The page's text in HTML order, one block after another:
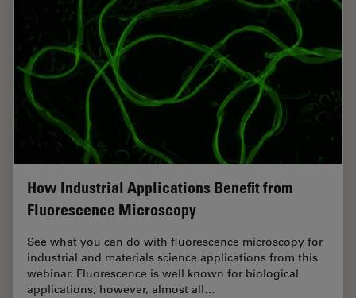
How Industrial Applications Benefit from
Fluorescence Microscopy
See what you can do with fluorescence microscopy for
industrial and materials science applications from this
webinar. Fluorescence is well known for biological
applications, however, almost all…